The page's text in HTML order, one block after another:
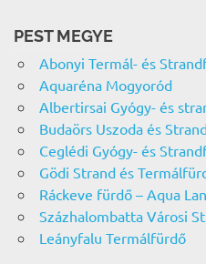
PEST MEGYE
Abonyi Termál- és
Aquaréna Mogyoród
Albertirsai Gyógy- és
Budaörs Uszoda és
Ceglédi Gyógy- és
Gödi Strand és
Ráckeve fürdő – Aqua
Százhalombatta Városi
Leányfalu Termálfürdő